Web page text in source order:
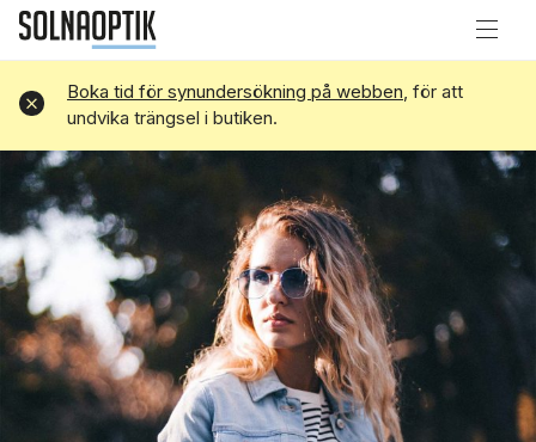
Boka tid för synundersökning på webben, för att
undvika trängsel i butiken.
Avvisa